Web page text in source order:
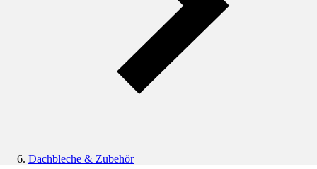
Dachbleche & Zubehör